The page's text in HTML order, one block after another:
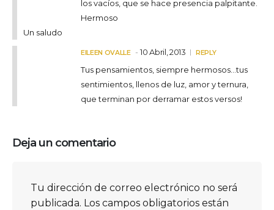
los vacíos, que se hace presencia palpitante.
Hermoso
Un saludo
EILEEN OVALLE 10 Abril, 2013 REPLY
Tus pensamientos, siempre hermosos…tus
sentimientos, llenos de luz, amor y ternura,
que terminan por derramar estos versos!
Deja un comentario
Tu dirección de correo electrónico no será
publicada. Los campos obligatorios están